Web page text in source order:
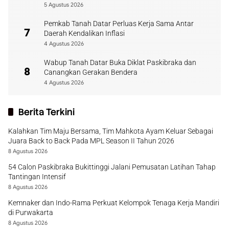
5 Agustus 2026
7
Pemkab Tanah Datar Perluas Kerja Sama Antar
Daerah Kendalikan Inflasi
4 Agustus 2026
8
Wabup Tanah Datar Buka Diklat Paskibraka dan
Canangkan Gerakan Bendera
4 Agustus 2026
Berita Terkini
Kalahkan Tim Maju Bersama, Tim Mahkota Ayam Keluar Sebagai
Juara Back to Back Pada MPL Season II Tahun 2026
8 Agustus 2026
54 Calon Paskibraka Bukittinggi Jalani Pemusatan Latihan Tahap
Tantingan Intensif
8 Agustus 2026
Kemnaker dan Indo-Rama Perkuat Kelompok Tenaga Kerja Mandiri
di Purwakarta
8 Agustus 2026